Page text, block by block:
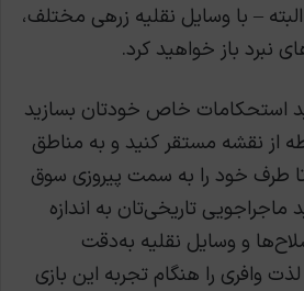
– با وسایل نقلیه زرهی مختلف،
نبرد باز خواهید کرد.
استحکامات خاص خودتان بسازید
از نقشه مستقر کنید و به مناطق
طرف خود را به سمت پیروزی سوق
تاریخی‌تان به اندازه
و وسایل نقلیه به‌دقت
بازسازی‌شده Enlisted لذت وافری را هنگام تجربه این بازی